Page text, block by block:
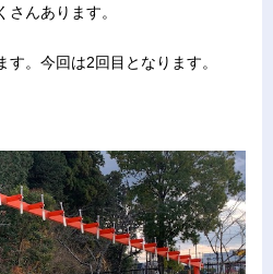
んあります。
。今回は2回目となります。